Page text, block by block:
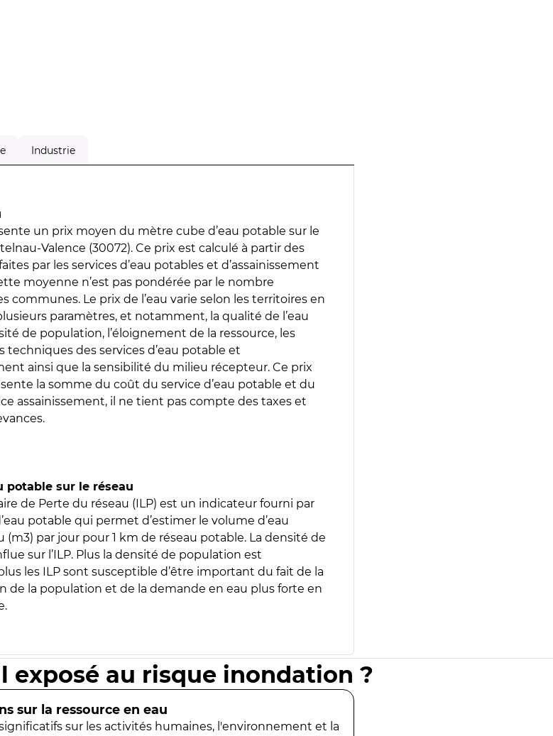
Industrie
un prix moyen du mètre cube d’eau potable sur le
Valence (30072). Ce prix est calculé à partir des
par les services d’eau potables et d’assainissement
moyenne n’est pas pondérée par le nombre
communes. Le prix de l’eau varie selon les territoires en
paramètres, et notamment, la qualité de l’eau
de population, l’éloignement de la ressource, les
des services d’eau potable et
ainsi que la sensibilité du milieu récepteur. Ce prix
la somme du coût du service d’eau potable et du
assainissement, il ne tient pas compte des taxes et
potable sur le réseau
de Perte du réseau (ILP) est un indicateur fourni par
potable qui permet d’estimer le volume d’eau
(m3) par jour pour 1 km de réseau potable. La densité de
sur l’ILP. Plus la densité de population est
les ILP sont susceptible d’être important du fait de la
de la population et de la demande en eau plus forte en
exposé au risque inondation ?
sur la ressource en eau
sur les activités humaines, l'environnement et la